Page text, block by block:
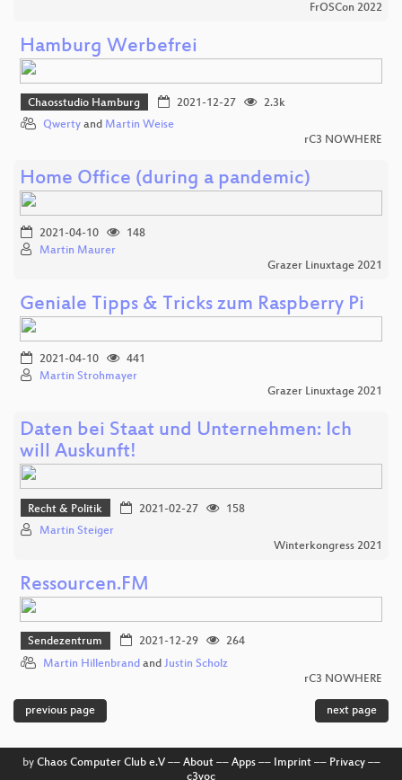
FrOSCon 2022
Hamburg Werbefrei
Chaosstudio Hamburg 2021-12-27
2.3k
Qwerty and Martin Weise
rC3 NOWHERE
Home Office (during a pandemic)
2021-04-10
148
Martin Maurer
Grazer Linuxtage 2021
Geniale Tipps & Tricks zum Raspberry Pi
2021-04-10
441
Martin Strohmayer
Grazer Linuxtage 2021
Daten bei Staat und Unternehmen: Ich
will Auskunft!
Recht & Politik 2021-02-27
158
Martin Steiger
Winterkongress 2021
Ressourcen.FM
Sendezentrum 2021-12-29
264
Martin Hillenbrand and Justin Scholz
rC3 NOWHERE
previous page next page
by Chaos Computer Club e.V–– About–– Apps–– Imprint–– Privacy––